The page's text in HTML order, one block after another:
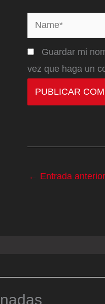
Name*
Guardar mi
vez que haga un
← Entrada anterior